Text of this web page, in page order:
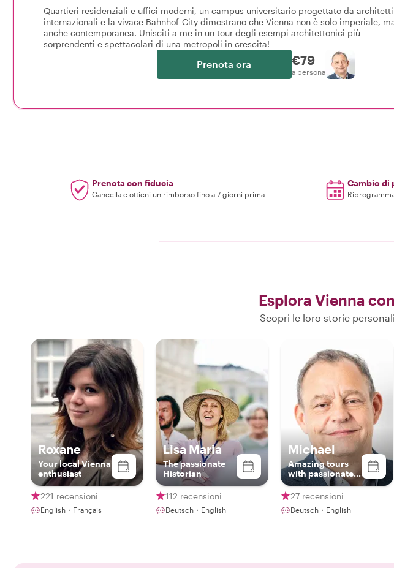
Quartieri residenziali e uffici moderni, un campus universitario progettato da architetti
internazionali e la vivace Bahnhof-City dimostrano che Vienna non è solo imperiale,
anche contemporanea. Unisciti a me in un tour degli esempi architettonici più
sorprendenti e spettacolari di una metropoli in crescita!
Prenota ora €79
a persona
Prenota con fiducia
Cancella e ottieni un rimborso fino a 7 giorni prima
Cambio di
Esplora Vienna con
Scopri le loro storie
Roxane
Your local Vienna
enthusiast
221 recensioni
English・Français
Lisa Maria
The passionate
Historian
112 recensioni
Deutsch・English
Michael
Amazing tours
with passionate
local
27 recensioni
Deutsch・English